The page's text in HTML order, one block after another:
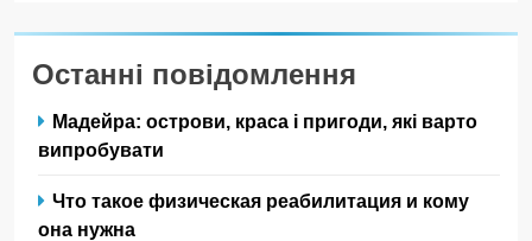
Останні повідомлення
Мадейра: острови, краса і пригоди, які варто
випробувати
Что такое физическая реабилитация и кому
она нужна